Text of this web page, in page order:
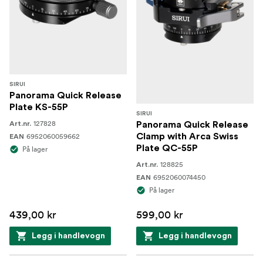
SIRUI
Panorama Quick Release
Plate KS-55P
Art.nr. 127828
EAN 6952060059662
På lager
439,00 kr
Legg i handlevogn
SIRUI
Panorama Quick Release
Clamp with Arca Swiss
Plate QC-55P
Art.nr. 128825
EAN 6952060074450
På lager
599,00 kr
Legg i handlevogn